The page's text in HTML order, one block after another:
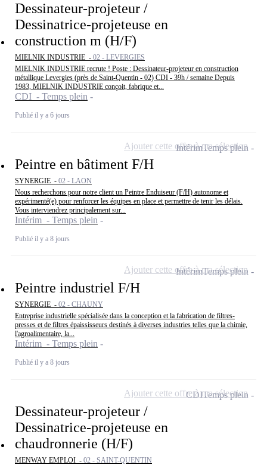
Dessinateur-projeteur /
Dessinatrice-projeteuse en
construction m (H/F)
MIELNIK INDUSTRIE - 02 - LEVERGIES
MIELNIK INDUSTRIE recrute ! Poste : Dessinateur-projeteur en construction
métallique Levergies (près de Saint-Quentin - 02) CDI - 39h / semaine Depuis
1983, MIELNIK INDUSTRIE conçoit, fabrique et...
CDI - Temps plein
Publié il y a 6 jours
Peintre en bâtiment F/H
SYNERGIE - 02 - LAON
Nous recherchons pour notre client un Peintre Enduiseur (F/H) autonome et
expérimenté(e) pour renforcer les équipes en place et permettre de tenir les délais.
Vous interviendrez principalement sur...
Intérim - Temps plein
Publié il y a 8 jours
IntérimTemps plein
Ajouter cette offre à ma sélection
Peintre industriel F/H
SYNERGIE - 02 - CHAUNY
Entreprise industrielle spécialisée dans la conception et la fabrication de filtres-
presses et de filtres épaississeurs destinés à diverses industries telles que la chimie,
l'agroalimentaire, la...
Intérim - Temps plein
Publié il y a 8 jours
IntérimTemps plein
Ajouter cette offre à ma sélection
Dessinateur-projeteur /
Dessinatrice-projeteuse en
chaudronnerie (H/F)
MENWAY EMPLOI - 02 - SAINT-QUENTIN
CDITemps plein
Ajouter cette offre à ma sélection